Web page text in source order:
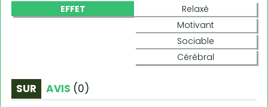
EFFET
Relaxé
Motivant
Sociable
Cérébral
SUR AVIS (0)